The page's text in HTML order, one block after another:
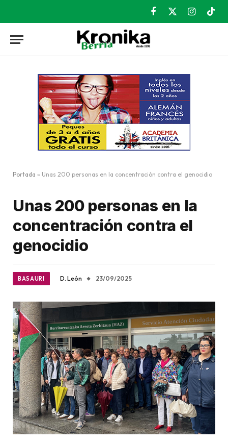
Facebook
X
Instagram
Portada » Unas 200 personas en la concentración contra el genocidio
Unas 200 personas en la
concentración contra el
genocidio
BASAURI D. León 23/09/2025